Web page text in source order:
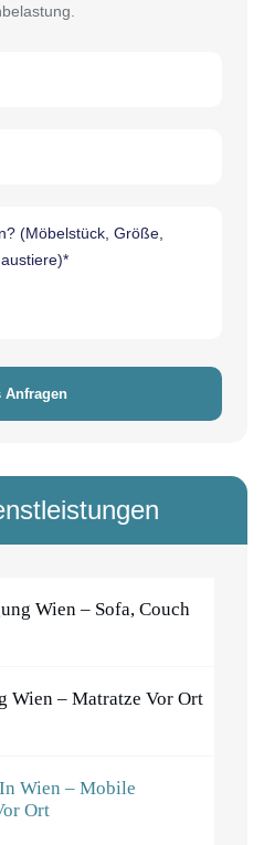
Wien – Sofa, Couch
Wien – Matratze Vor Ort
Wien – Mobile
Ort